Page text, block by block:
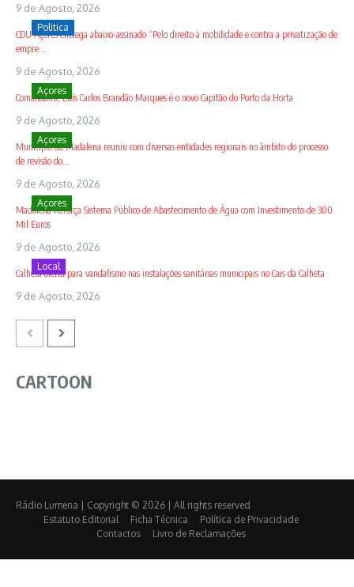
9 de Agosto, 2026
Politica
CDU Açores entrega abaixo-assinado “Pelo direito à mobilidade e contra a privatização de
empre...
9 de Agosto, 2026
Açores
Comandante Luís Carlos Brandão Marques é o novo Capitão do Porto da Horta
9 de Agosto, 2026
Açores
Município da Madalena reuniu com diversas entidades regionais no âmbito do processo
de revisão do...
9 de Agosto, 2026
Açores
Madalena Reforça Sistema Público de Abastecimento de Água com Investimento de 300
Mil Euros
9 de Agosto, 2026
Local
Calheta alerta para vandalismo nas instalações sanitárias municipais no Cais da Calheta
9 de Agosto, 2026
CARTOON
Rádio Lumena | Copyright © 2026 | All rights reserved
Estatuto Editorial
Ficha Técnica
Política de Privacidade
Contactos
Livro de Reclamações